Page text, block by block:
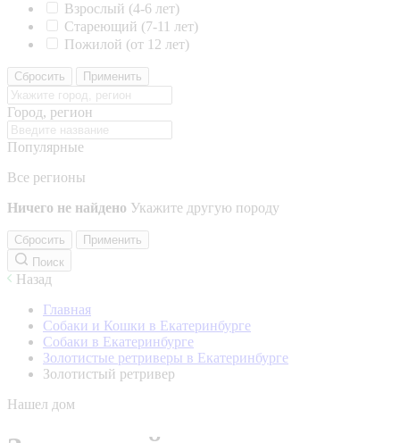
Взрослый (4-6 лет)
Стареющий (7-11 лет)
Пожилой (от 12 лет)
Сбросить Применить
Город, регион
Популярные
Все регионы
Ничего не найдено Укажите другую породу
Сбросить
Применить
Поиск
Назад
Главная
Собаки и Кошки в Екатеринбурге
Собаки в Екатеринбурге
Золотистые ретриверы в Екатеринбурге
Золотистый ретривер
Нашел дом